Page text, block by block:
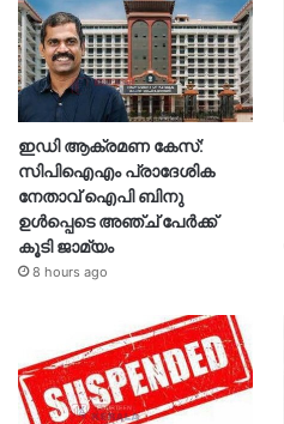
ഇഡി ആക്രമണ കേസ്:
സിപിഐഎം പ്രാദേശിക
നേതാവ് ഐപി ബിനു
ഉൾപ്പെടെ അഞ്ച് പേർക്ക്
കൂടി ജാമ്യം
8 hours ago